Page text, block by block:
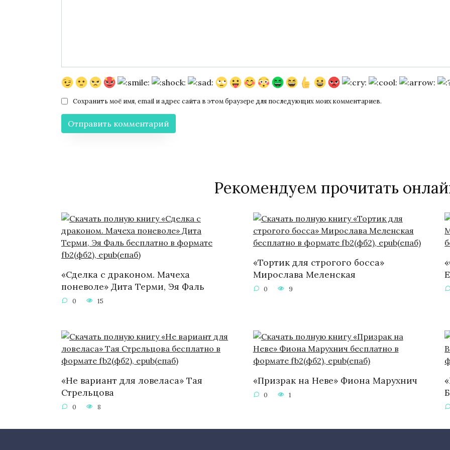
Сохранить моё имя, email и адрес сайта в этом браузере для последующих моих комментариев.
Рекомендуем прочитать
«Сделка с драконом. Мачеха
поневоле» Дита Терми, Эя Фаль
0 15
«Тортик для строгого босса»
Мирослава Меленская
0 9
«Не вариант для ловеласа» Тая
Стрельцова
0 8
«Призрак на Неве» Фиона Марухнич
0 1